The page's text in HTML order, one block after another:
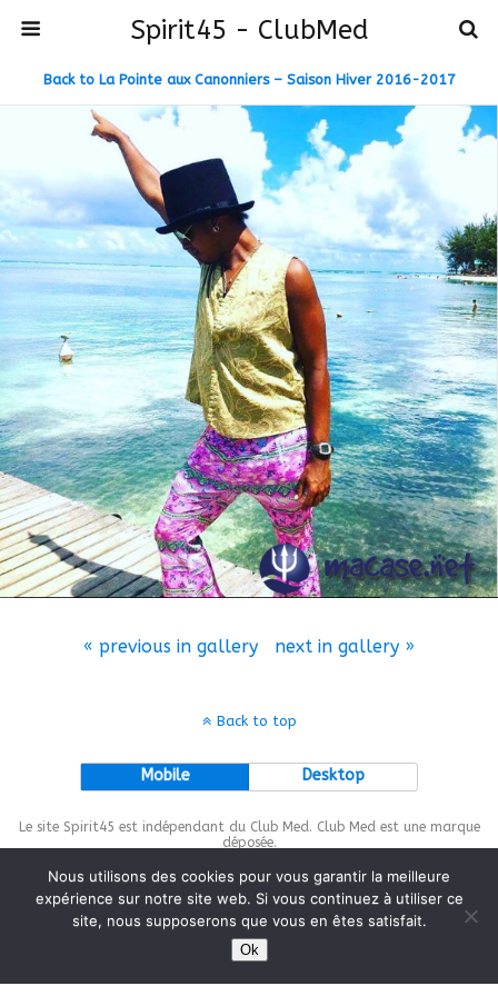
Spirit45 - ClubMed
Back to La Pointe aux Canonniers – Saison Hiver 2016-2017
« previous in gallery next in gallery »
Back to top
Mobile Desktop
Le site Spirit45 est indépendant du Club Med. Club Med est une marque
déposée.
This site is protected bywp-copyrightpro.com
Nous utilisons des cookies pour vous garantir la meilleure
expérience sur notre site web. Si vous continuez à utiliser ce
site, nous supposerons que vous en êtes satisfait.
Ok